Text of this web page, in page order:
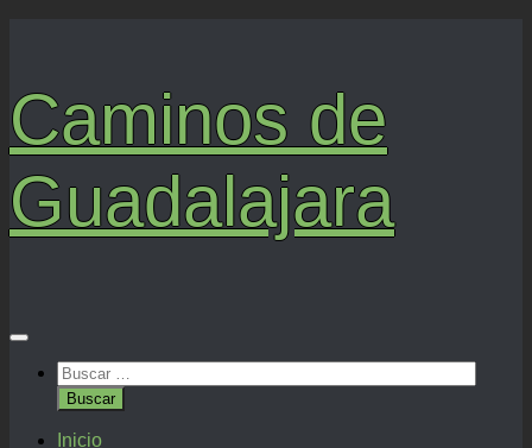
Caminos de
Guadalajara
Buscar:
Inicio